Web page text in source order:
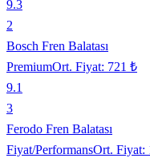
9.3
2
Bosch Fren Balatası
PremiumOrt. Fiyat: 721 ₺
9.1
3
Ferodo Fren Balatası
Fiyat/PerformansOrt. Fiyat: